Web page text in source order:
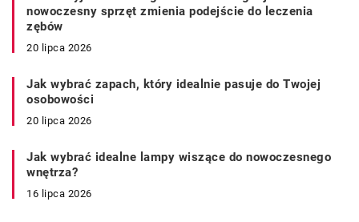
nowoczesny sprzęt zmienia podejście do leczenia
zębów
20 lipca 2026
Jak wybrać zapach, który idealnie pasuje do Twojej
osobowości
20 lipca 2026
Jak wybrać idealne lampy wiszące do nowoczesnego
wnętrza?
16 lipca 2026